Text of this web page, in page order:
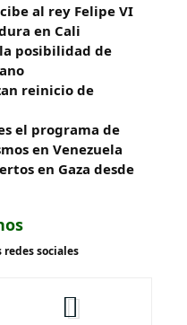
al rey Felipe VI
en Cali
posibilidad de
reinicio de
el programa de
en Venezuela
en Gaza desde
redes sociales